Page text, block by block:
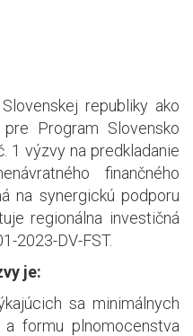
republiky ako
Program Slovensko
1 výzvy na predkladanie
finančného
na synergickú podporu
regionálna investičná
2023-DV-FST.
je:
sa minimálnych
formu plnomocenstva